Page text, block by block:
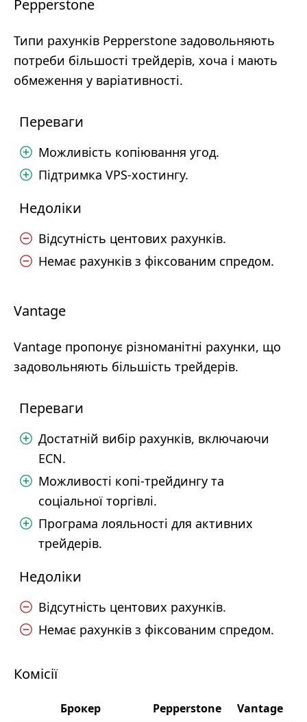
Pepperstone
Типи рахунків Pepperstone задовольняють
потреби більшості трейдерів, хоча і мають
обмеження у варіативності.
Переваги
Можливість копіювання угод.
Підтримка VPS-хостингу.
Недоліки
Відсутність центових рахунків.
Немає рахунків з фіксованим спредом.
Vantage
Vantage пропонує різноманітні рахунки, що
задовольняють більшість трейдерів.
Переваги
Достатній вибір рахунків, включаючи
ECN.
Можливості копі-трейдингу та
соціальної торгівлі.
Програма лояльності для активних
трейдерів.
Недоліки
Відсутність центових рахунків.
Немає рахунків з фіксованим спредом.
Комісії
Брокер Pepperstone
Vantage